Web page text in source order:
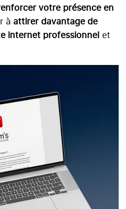
votre présence en
à attirer davantage de
internet professionnel et